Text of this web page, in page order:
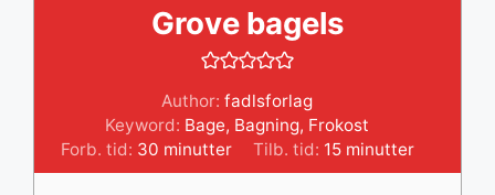
Grove bagels
Author:fadlsforlag
Keyword: Bage, Bagning, Frokost
Forb. tid: 30 minutter
minutter Tilb. tid: 15minutter
minutter